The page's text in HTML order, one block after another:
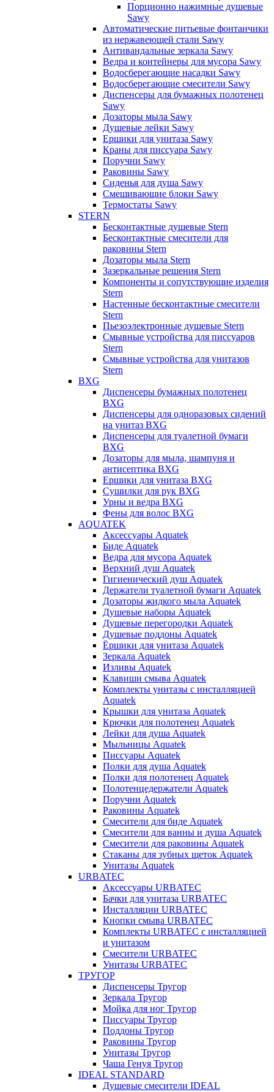
Порционно нажимные душевые
Sawy
Автоматические питьевые фонтанчики
из нержавеющей стали Sawy
Антивандальные зеркала Sawy
Ведра и контейнеры для мусора Sawy
Водосберегающие насадки Sawy
Водосберегающие смесители Sawy
Диспенсеры для бумажных полотенец
Sawy
Дозаторы мыла Sawy
Душевые лейки Sawy
Ершики для унитаза Sawy
Краны для писсуара Sawy
Поручни Sawy
Раковины Sawy
Сиденья для душа Sawy
Смешивающие блоки Sawy
Термостаты Sawy
STERN
Бесконтактные душевые Stern
Бесконтактные смесители для
раковины Stern
Дозаторы мыла Stern
Зазеркальные решения Stern
Компоненты и сопутствующие изделия
Stern
Настенные бесконтактные смесители
Stern
Пьезоэлектронные душевые Stern
Смывные устройства для писсуаров
Stern
Смывные устройства для унитазов
Stern
BXG
Диспенсеры бумажных полотенец
BXG
Диспенсеры для одноразовых сидений
на унитаз BXG
Диспенсеры для туалетной бумаги
BXG
Дозаторы для мыла, шампуня и
антисептика BXG
Ершики для унитаза BXG
Сушилки для рук BXG
Урны и ведра BXG
Фены для волос BXG
AQUATEK
Аксессуары Aquatek
Биде Aquatek
Ведра для мусора Aquatek
Верхний душ Aquatek
Гигиенический душ Aquatek
Держатели туалетной бумаги Aquatek
Дозаторы жидкого мыла Aquatek
Душевые наборы Aquatek
Душевые перегородки Aquatek
Душевые поддоны Aquatek
Ёршики для унитаза Aquatek
Зеркала Aquatek
Изливы Aquatek
Клавиши смыва Aquatek
Комплекты унитазы с инсталляцией
Aquatek
Крышки для унитаза Aquatek
Крючки для полотенец Aquatek
Лейки для душа Aquatek
Мыльницы Aquatek
Писсуары Aquatek
Полки для душа Aquatek
Полки для полотенец Aquatek
Полотенцедержатели Aquatek
Поручни Aquatek
Раковины Aquatek
Смесители для биде Aquatek
Смесители для ванны и душа Aquatek
Смесители для раковины Aquatek
Стаканы для зубных щеток Aquatek
Унитазы Aquatek
URBATEC
Аксессуары URBATEC
Бачки для унитаза URBATEC
Инсталляции URBATEC
Кнопки смыва URBATEC
Комплекты URBATEC с инсталляцией
и унитазом
Смесители URBATEC
Унитазы URBATEC
ТРУГОР
Диспенсеры Тругор
Зеркала Тругор
Мойка для ног Тругор
Писсуары Тругор
Поддоны Тругор
Раковины Тругор
Унитазы Тругор
Чаша Генуя Тругор
IDEAL STANDARD
Душевые смесители IDEAL